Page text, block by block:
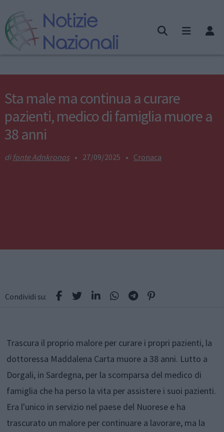
Sta male ma continua a curare
pazienti, medico di famiglia muore a
38 anni
fonte Adnkronos • 27/09/2025 • Cronaca
Condividi su:
Trascura il proprio malore per curare i propri pazienti, la
dottoressa Maddalena Carta muore a 38 anni. Lutto a
Dorgali, in Sardegna, per la scomparsa del medico di
famiglia che ha perso la vita per assistere i suoi pazienti.
Era l'unico in servizio nel paese del Nuorese e ha
trascurato un malore per continuare a lavorare, ma la